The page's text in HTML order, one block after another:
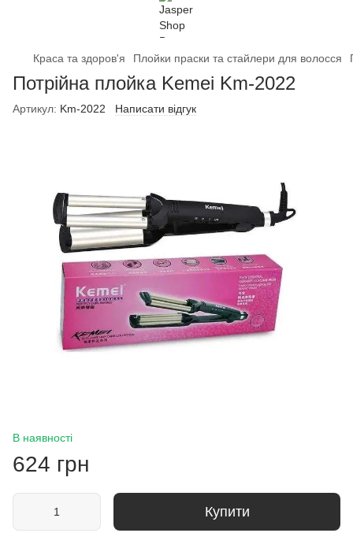
Краса та здоров'я Плойки праски та стайлери для волосся
Потрійна плойка Kemei Km-2022
Артикул: Km-2022 Написати відгук
В наявності
624 грн
Купити